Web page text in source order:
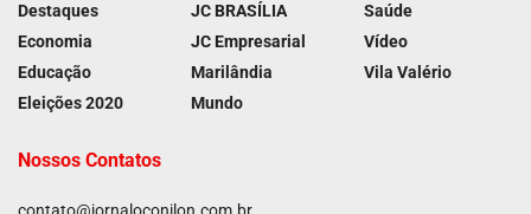
Destaques
Economia
Educação
Eleições 2020
JC BRASÍLIA
JC Empresarial
Marilândia
Mundo
Saúde
Vídeo
Vila Valério
Nossos Contatos